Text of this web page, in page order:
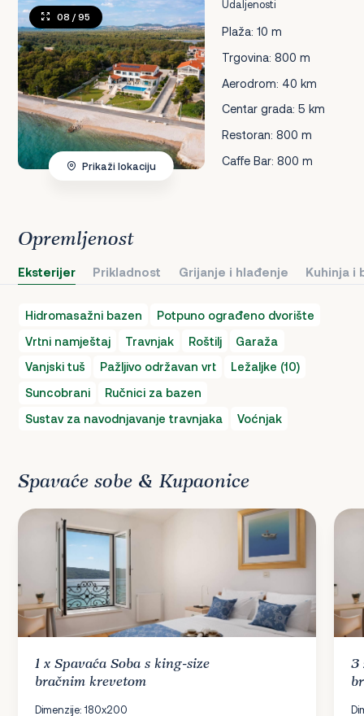
Udaljenosti
Plaža: 10 m
Trgovina: 800 m
Aerodrom: 40 km
Centar grada: 5 km
Restoran: 800 m
Caffe Bar: 800 m
08 / 95
Prikaži lokaciju
Opremljenost
Eksterijer Prikladnost Grijanje i hlađenje Kuhinja i
Hidromasažni bazen
Potpuno ograđeno dvorište
Vrtni namještaj
Travnjak Roštilj
Garaža
Vanjski tuš
Pažljivo održavan vrt
Ležaljke (10)
Suncobrani
Ručnici za bazen
Sustav za navodnjavanje travnjaka
Voćnjak
Spavaće sobe & Kupaonice
1 xSpavaća Sobas king-size
bračnim krevetom
Dimenzije: 180x200
3